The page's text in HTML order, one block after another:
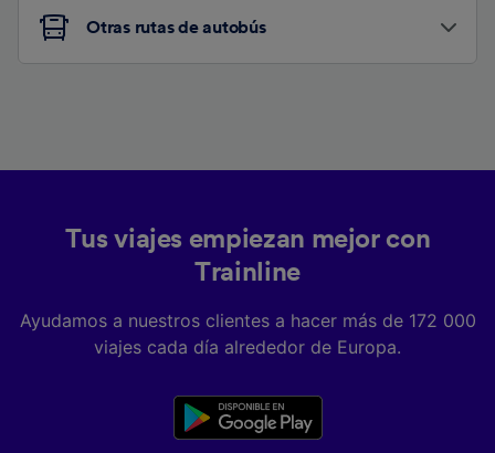
Otras rutas de autobús
Tus viajes empiezan mejor con
Trainline
Ayudamos a nuestros clientes a hacer más de 172 000
viajes cada día alrededor de Europa.